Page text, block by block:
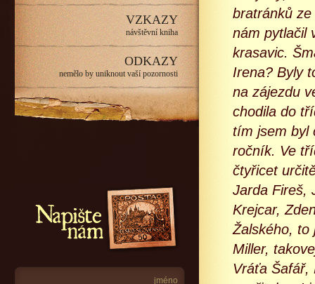
VZKAZY
návštěvní kniha
ODKAZY
nemělo by uniknout vaší pozornosti
bratránků
nám pytlačil
krasavic.
Irena? Byly
na zájezdu
chodila do
tím jsem byl
ročník. Ve
čtyřicet
Jarda Fireš,
Krejcar,
Žalského, to
Miller,
Vráťa Šafář,